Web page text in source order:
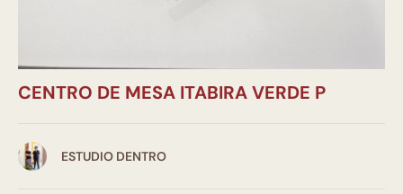
CENTRO DE MESA ITABIRA VERDE P
ESTUDIO DENTRO